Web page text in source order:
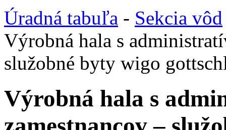
Úradná tabuľa - Sekcia vôd
Výrobná hala s
služobné byty wigo
Výrobná hala s